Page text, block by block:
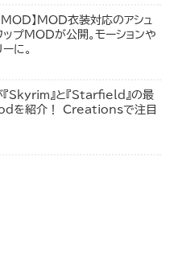
MOD】MOD衣装対応のアシュ
ップMODが公開。モーションや
に。
Skyrim』と『Starfield』の最
を紹介！ Creationsで注目